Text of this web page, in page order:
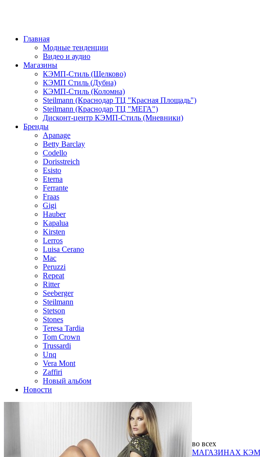
Главная
Модные тенденции
Видео и аудио
Магазины
КЭМП-Стиль (Щелково)
КЭМП Стиль (Дубна)
КЭМП-Стиль (Коломна)
Steilmann (Краснодар ТЦ "Красная Площадь")
Steilmann (Краснодар ТЦ "МЕГА")
Дисконт-центр КЭМП-Стиль (Мневники)
Бренды
Apanage
Betty Barclay
Codello
Dorisstreich
Esisto
Eterna
Ferrante
Fraas
Gigi
Hauber
Kapalua
Kirsten
Lerros
Luisa Cerano
Mac
Peruzzi
Repeat
Ritter
Seeberger
Steilmann
Stetson
Stones
Teresa Tardia
Tom Crown
Trussardi
Unq
Vera Mont
Zaffiri
Новый альбом
Новости
во всех
МАГАЗИНАХ